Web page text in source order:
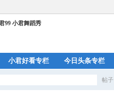
小君好看专栏 今日头条专栏
帖子